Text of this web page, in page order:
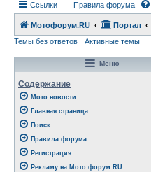
Ссылки Правила форума
Мотофорум.RU Портал
Темы без ответов
Активные темы
Меню
Содержание
Мото новости
Главная страница
Поиск
Правила форума
Регистрация
Рекламу на Мото форум.RU